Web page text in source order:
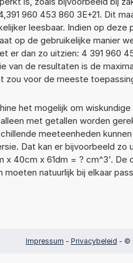
960 453 860 3E+21. Dit
leesbaar. Indien op deze
op de gebruikelijke manier
er dan zo uitzien: 4 391 960
van de resultaten is de
zou voor de meeste
het mogelijk om
met getallen worden
meeteenheden
Dat kan er bijvoorbeeld zo
40cm x 61dm = ? cm^3'. De
natuurlijk bij elkaar
Impressum - Privacybeleid - ©